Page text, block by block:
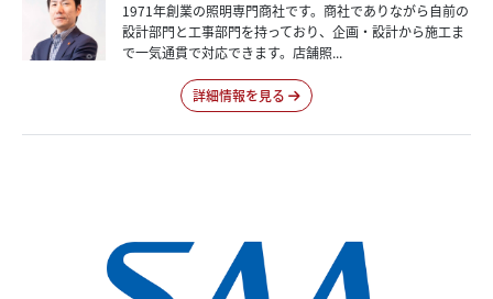
1971年創業の照明専門商社です。商社でありながら自前の
設計部門と工事部門を持っており、企画・設計から施工ま
で一気通貫で対応できます。店舗照...
詳細情報を見る